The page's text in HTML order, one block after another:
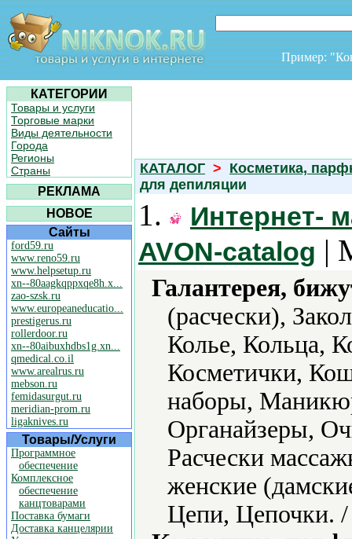
Пример:
КАТЕГОРИИ
Товары и услуги
Торговые марки
Виды деятельности
Города
Регионы
Страны
РЕКЛАМА
НОВОЕ
Сайты
ford59.ru
www.reno59.ru
www.helpsetup.ru
xn--80aagkqppxqe8h.x...
zao-szsk.ru
www.europeaneducatio...
prestigerus.ru
rollerdoor.ru
xn--80aibuxhdbs1g.xn...
qmedical.co.il
www.arealrus.ru
mebson.ru
femidasurgut.ru
meridian-prom.ru
ligaknives.ru
Товары/Услуги
Программное
обеспечение
Комплексное
обеспечение
канцтоварами
Поставка бумаги
Доставка канцелярии
КАТАЛОГ > Косметика,
для депиляции
1.
Интернет-
AVON-catalog |
Галантерея,
(расчески),
Колье, Кольца,
Косметички,
наборы,
Органайзеры,
Расчески
женские
Цепи, Цепочки.